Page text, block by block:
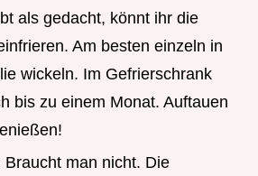
als gedacht, könnt ihr die
Am besten einzeln in
wickeln. Im Gefrierschrank
bis zu einem Monat. Auftauen
Braucht man nicht. Die